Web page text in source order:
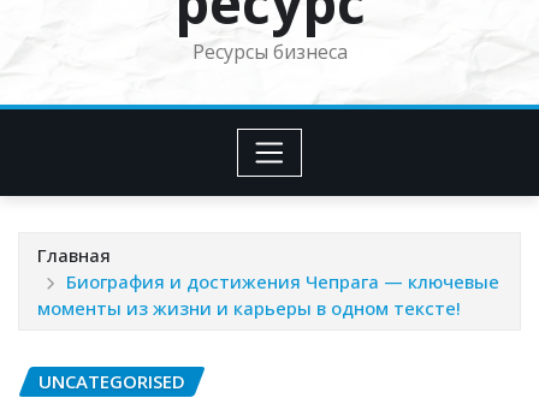
Ресурсы бизнеса
Главная
Биография и достижения Чепрага — ключевые
моменты из жизни и карьеры в одном тексте!
UNCATEGORISED